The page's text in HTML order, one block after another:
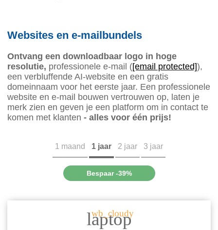
Websites en e-mailbundels
Ontvang een downloadbaar logo in hoge
resolutie, professionele e-mail ([email protected]),
een verbluffende AI-website en een gratis
domeinnaam voor het eerste jaar. Een professionele
website en e-mail bouwen vertrouwen op, laten je
merk zien en geven je een platform om in contact te
komen met klanten - alles voor één prijs!
1 maand 1 jaar 2 jaar 3 jaar
Bespaar -39%
laptop
wb_cloudy